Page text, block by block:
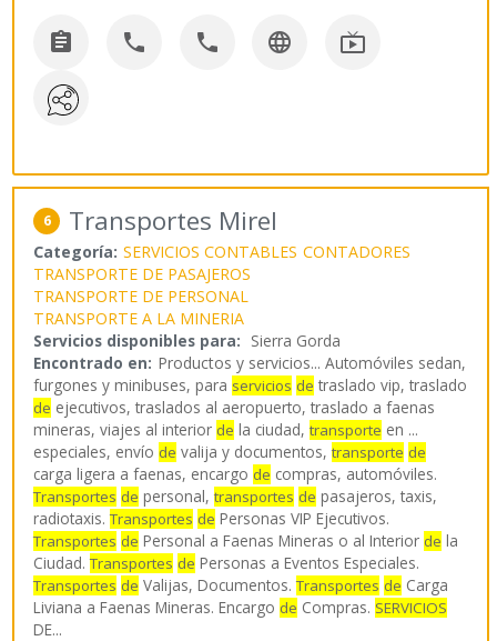
    
6 Transportes Mirel
Categoría: SERVICIOS CONTABLES CONTADORES
TRANSPORTE DE PASAJEROS
TRANSPORTE DE PERSONAL
TRANSPORTE A LA MINERIA
Servicios disponibles para: Sierra Gorda
Encontrado en: Productos y servicios...Automóviles sedan,
furgones y minibuses, para servicios de traslado vip, traslado
de ejecutivos, traslados al aeropuerto, traslado a faenas
mineras, viajes al interior de la ciudad,transporte en ...
especiales, envío de valija y documentos,transporte de
carga ligera a faenas, encargo de compras, automóviles.
Transportes de personal,transportes de pasajeros, taxis,
radiotaxis.Transportes de Personas VIP Ejecutivos.
Transportes de Personal a Faenas Mineras o al Interior de la
Ciudad.Transportes de Personas a Eventos Especiales.
Transportes de Valijas, Documentos.Transportes de Carga
Liviana a Faenas Mineras. Encargo de Compras. SERVICIOS
DE...